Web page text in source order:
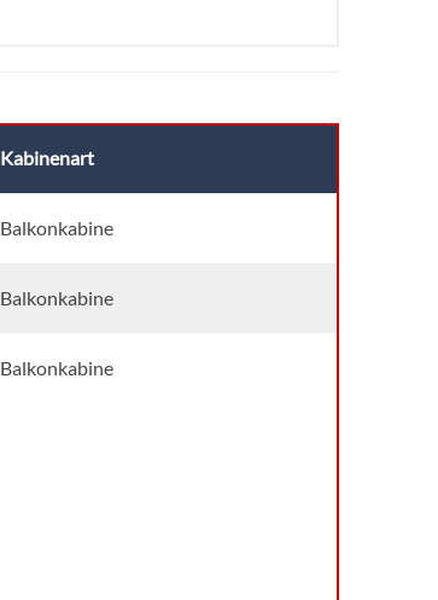
Kabinenart
Balkonkabine
Balkonkabine
Balkonkabine